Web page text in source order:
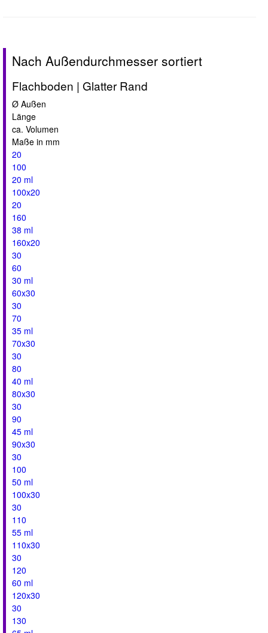
Nach Außendurchmesser sortiert
Flachboden | Glatter Rand
Ø Außen
Länge
ca. Volumen
Maße in mm
20
100
20 ml
100x20
20
160
38 ml
160x20
30
60
30 ml
60x30
30
70
35 ml
70x30
30
80
40 ml
80x30
30
90
45 ml
90x30
30
100
50 ml
100x30
30
110
55 ml
110x30
30
120
60 ml
120x30
30
130